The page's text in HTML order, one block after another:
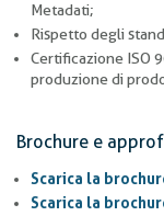
Metadati;
Rispetto degli
Certificazione ISO
produzione di
Brochure e
Scarica la
Scarica la